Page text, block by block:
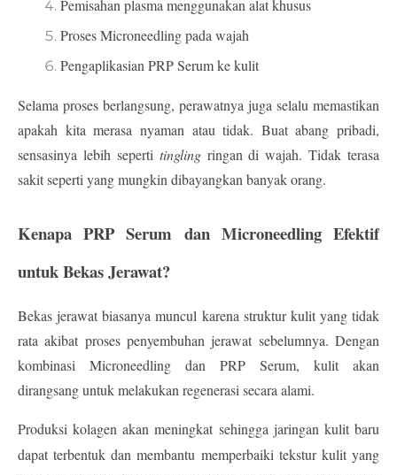
Pemisahan plasma menggunakan alat khusus
Proses Microneedling pada wajah
Pengaplikasian PRP Serum ke kulit
Selama proses berlangsung, perawatnya juga selalu memastikan
apakah kita merasa nyaman atau tidak. Buat abang pribadi,
sensasinya lebih seperti tingling ringan di wajah. Tidak terasa
sakit seperti yang mungkin dibayangkan banyak orang.
Kenapa PRP Serum dan Microneedling Efektif
untuk Bekas Jerawat?
Bekas jerawat biasanya muncul karena struktur kulit yang tidak
rata akibat proses penyembuhan jerawat sebelumnya. Dengan
kombinasi Microneedling dan PRP Serum, kulit akan
dirangsang untuk melakukan regenerasi secara alami.
Produksi kolagen akan meningkat sehingga jaringan kulit baru
dapat terbentuk dan membantu memperbaiki tekstur kulit yang